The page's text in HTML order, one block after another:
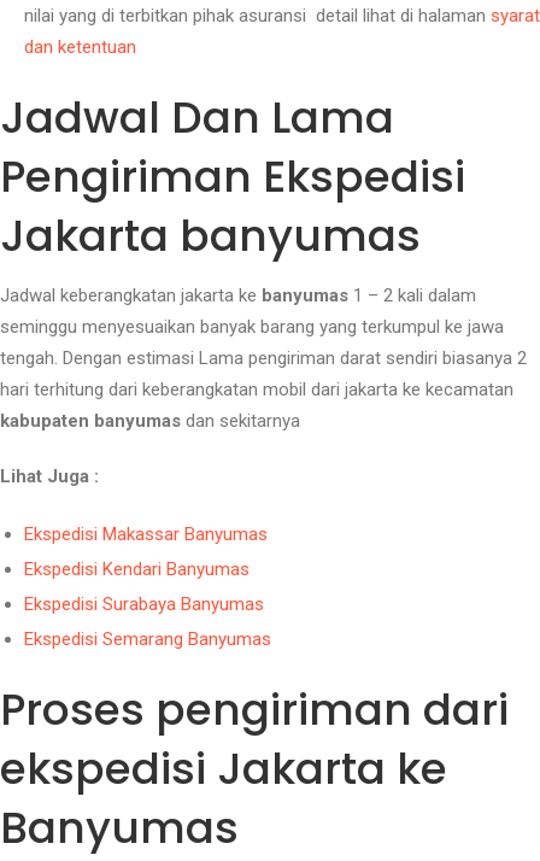
nilai yang di terbitkan pihak asuransi detail lihat di halaman syarat
dan ketentuan
Jadwal Dan Lama
Pengiriman Ekspedisi
Jakarta banyumas
Jadwal keberangkatan jakarta ke banyumas 1 – 2 kali dalam
seminggu menyesuaikan banyak barang yang terkumpul ke jawa
tengah. Dengan estimasi Lama pengiriman darat sendiri biasanya 2
hari terhitung dari keberangkatan mobil dari jakarta ke kecamatan
kabupaten banyumas dan sekitarnya
Lihat Juga :
Ekspedisi Makassar Banyumas
Ekspedisi Kendari Banyumas
Ekspedisi Surabaya Banyumas
Ekspedisi Semarang Banyumas
Proses pengiriman dari
ekspedisi Jakarta ke
Banyumas